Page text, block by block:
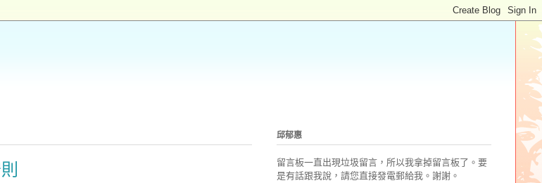
邱郁惠
留言板一直出現垃圾留言，所以我拿掉留言板了。要
是有話跟我說，請您直接發電郵給我。謝謝。